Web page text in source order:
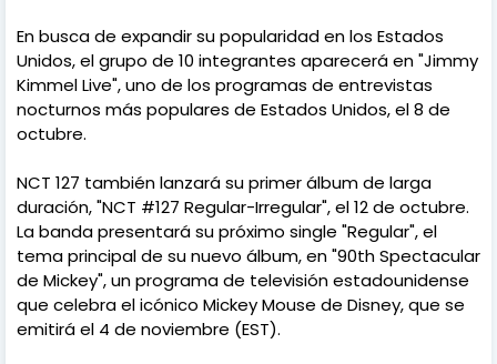
En busca de expandir su popularidad en los Estados
Unidos, el grupo de 10 integrantes aparecerá en "Jimmy
Kimmel Live", uno de los programas de entrevistas
nocturnos más populares de Estados Unidos, el 8 de
octubre.
NCT 127 también lanzará su primer álbum de larga
duración, "NCT #127 Regular-Irregular", el 12 de octubre.
La banda presentará su próximo single "Regular", el
tema principal de su nuevo álbum, en "90th Spectacular
de Mickey", un programa de televisión estadounidense
que celebra el icónico Mickey Mouse de Disney, que se
emitirá el 4 de noviembre (EST).